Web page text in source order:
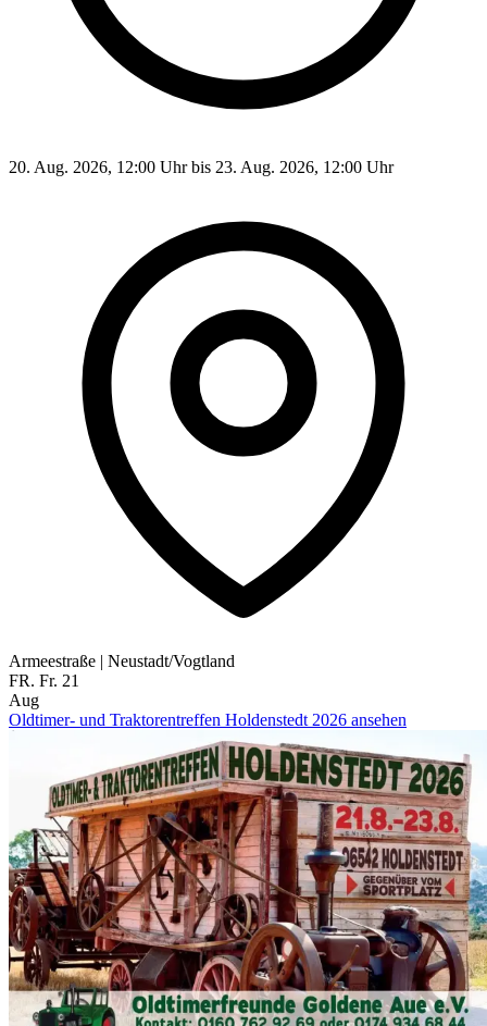
20. Aug. 2026, 12:00 Uhr bis 23. Aug. 2026, 12:00 Uhr
Armeestraße | Neustadt/Vogtland
FR. Fr. 21
Aug
Oldtimer- und Traktorentreffen Holdenstedt 2026 ansehen